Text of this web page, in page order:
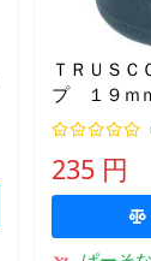
ＴＲＵＳ
プ １９ｍ
Ｃ１９−Ｂ
個）（直送）
235 円